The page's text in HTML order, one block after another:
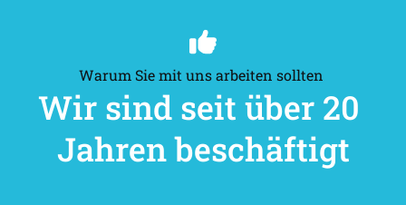
Warum Sie mit uns arbeiten sollten
Wir sind seit über 20
Jahren beschäftigt